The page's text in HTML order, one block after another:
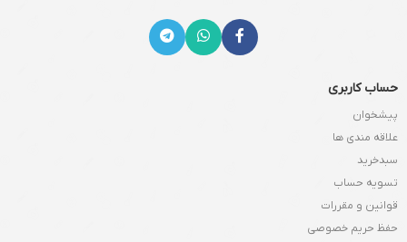
حساب کاربری
پیشخوان
علاقه مندی ها
سبدخرید
تسویه حساب
قوانین و مقررات
حفظ حریم خصوصی